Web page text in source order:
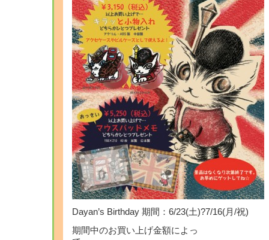
Dayan’s Birthday 期間：6/23(土)?7/16(月/祝)
期間中のお買い上げ金額によっ